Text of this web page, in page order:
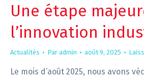
Une étape
l’innovation
Actualités Par admin août 9, 2025
Le mois d’août 2025, nous avons